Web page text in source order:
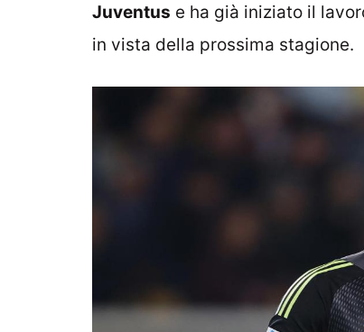
Juventus e ha già iniziato il
in vista della prossima stagione.